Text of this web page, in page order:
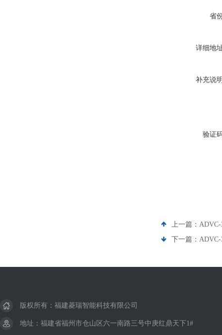
省
详细地
补充说
验证
上一篇： ADVC-
下一篇： ADVC-
版权所有：福建菱瑞智能科技有限公司
地址：福建省福州市仓山区六一南路三号中庚红鼎天下1#